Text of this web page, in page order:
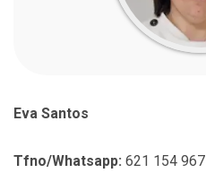
Eva Santos
Tfno/Whatsapp: 621 154 967